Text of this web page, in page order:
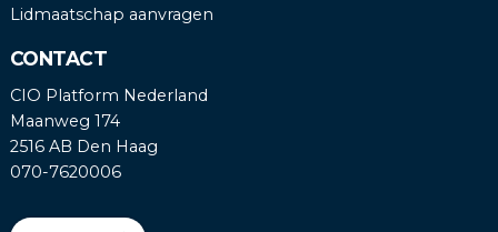
Lidmaatschap aanvragen
CONTACT
CIO Platform Nederland
Maanweg 174
2516 AB Den Haag
070-7620006